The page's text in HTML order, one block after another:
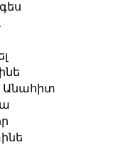
Անահիտ